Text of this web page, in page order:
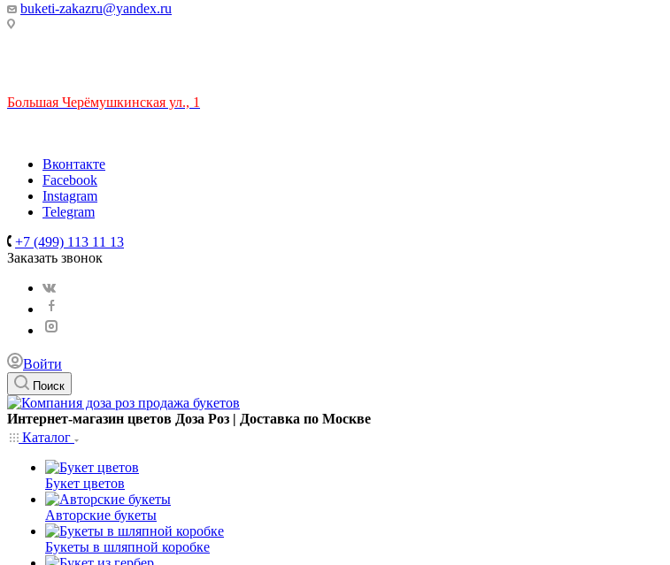
buketi-zakazru@yandex.ru
Большая Черёмушкинская ул., 1
Вконтакте
Facebook
Instagram
Telegram
+7 (499) 113 11 13
Заказать звонок
Войти
Поиск
Интернет-магазин цветов Доза Роз | Доставка по Москве
Каталог
Букет цветов
Авторские букеты
Букеты в шляпной коробке